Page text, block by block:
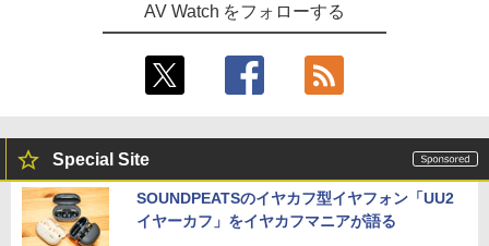
AV Watch をフォローする
Special Site
SOUNDPEATSのイヤカフ型イヤフォン「UU2
イヤーカフ」をイヤカフマニアが語る